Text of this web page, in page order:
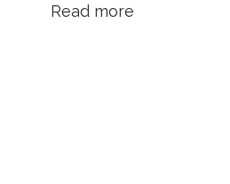
Read more